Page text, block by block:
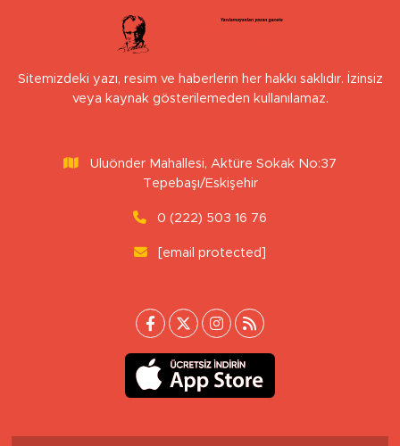
Sitemizdeki yazı, resim ve haberlerin her hakkı saklıdır. İzinsiz
veya kaynak gösterilemeden kullanılamaz.
Uluönder Mahallesi, Aktüre Sokak No:37
Tepebaşı/Eskişehir
0 (222) 503 16 76
[email protected]